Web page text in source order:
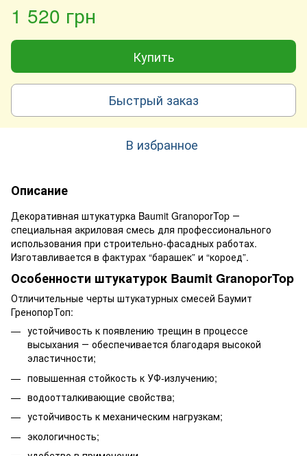
1 520 грн
Купить
Быстрый заказ
В избранное
Описание
Декоративная штукатурка Baumit GranoporTop ―
специальная акриловая смесь для профессионального
использования при строительно-фасадных работах.
Изготавливается в фактурах “барашек” и “короед”.
Особенности штукатурок Baumit GranoporTop
Отличительные черты штукатурных смесей Баумит
ГренопорТоп:
устойчивость к появлению трещин в процессе
высыхания ― обеспечивается благодаря высокой
эластичности;
повышенная стойкость к УФ-излучению;
водоотталкивающие свойства;
устойчивость к механическим нагрузкам;
экологичность;